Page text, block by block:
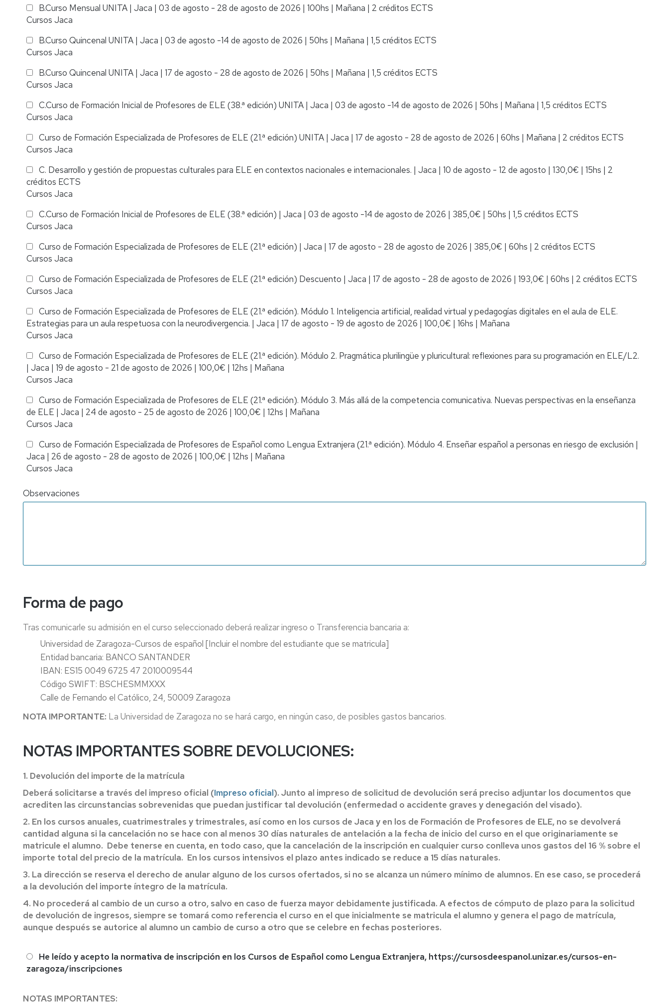
B.Curso Mensual UNITA | Jaca | 03 de agosto - 28 de agosto de 2026 | 100hs | Mañana | 2 créditos ECTS
Cursos Jaca
B.Curso Quincenal UNITA | Jaca | 03 de agosto -14 de agosto de 2026 | 50hs | Mañana | 1,5 créditos ECTS
Cursos Jaca
B.Curso Quincenal UNITA| Jaca | 17 de agosto - 28 de agosto de 2026 | 50hs | Mañana | 1,5 créditos ECTS
Cursos Jaca
C.Curso de Formación Inicial de Profesores de ELE (38.ª edición) UNITA | Jaca | 03 de agosto -14 de agosto de 2026 | 50hs | Mañana | 1,5 créditos ECTS
Cursos Jaca
Curso de Formación Especializada de Profesores de ELE (21.ª edición) UNITA| Jaca | 17 de agosto - 28 de agosto de 2026 | 60hs | Mañana | 2 créditos ECTS
Cursos Jaca
C. Desarrollo y gestión de propuestas culturales para ELE en contextos nacionales e internacionales. | Jaca | 10 de agosto - 12 de agosto | 130,0€ | 15hs | 2
créditos ECTS
Cursos Jaca
C.Curso de Formación Inicial de Profesores de ELE (38.ª edición) | Jaca | 03 de agosto -14 de agosto de 2026 | 385,0€ | 50hs | 1,5 créditos ECTS
Cursos Jaca
Curso de Formación Especializada de Profesores de ELE (21.ª edición) | Jaca | 17 de agosto - 28 de agosto de 2026 | 385,0€ | 60hs | 2 créditos ECTS
Cursos Jaca
Curso de Formación Especializada de Profesores de ELE (21.ª edición) Descuento | Jaca | 17 de agosto - 28 de agosto de 2026 | 193,0€ | 60hs | 2 créditos ECTS
Cursos Jaca
Curso de Formación Especializada de Profesores de ELE (21.ª edición). Módulo 1. Inteligencia artificial, realidad virtual y pedagogías digitales en el aula de ELE.
Estrategias para un aula respetuosa con la neurodivergencia. | Jaca | 17 de agosto - 19 de agosto de 2026 | 100,0€ | 16hs | Mañana
Cursos Jaca
Curso de Formación Especializada de Profesores de ELE (21.ª edición). Módulo 2. Pragmática plurilingüe y pluricultural: reflexiones para su programación en ELE/L2.
| Jaca | 19 de agosto - 21 de agosto de 2026 | 100,0€ | 12hs | Mañana
Cursos Jaca
Curso de Formación Especializada de Profesores de ELE (21.ª edición). Módulo 3. Más allá de la competencia comunicativa. Nuevas perspectivas en la enseñanza
de ELE | Jaca | 24 de agosto - 25 de agosto de 2026 | 100,0€ | 12hs | Mañana
Cursos Jaca
Curso de Formación Especializada de Profesores de Español como Lengua Extranjera (21.ª edición). Módulo 4. Enseñar español a personas en riesgo de exclusión |
Jaca | 26 de agosto - 28 de agosto de 2026 | 100,0€ | 12hs | Mañana
Cursos Jaca
Observaciones
Forma de pago
Tras comunicarle su admisión en el curso seleccionado deberá realizar ingreso o Transferencia bancaria a:
Universidad de Zaragoza-Cursos de español [Incluir el nombre del estudiante que se matricula]
Entidad bancaria: BANCO SANTANDER
IBAN: ES15 0049 6725 47 2010009544
Código SWIFT: BSCHESMMXXX
Calle de Fernando el Católico, 24, 50009 Zaragoza
NOTA IMPORTANTE: La Universidad de Zaragoza no se hará cargo, en ningún caso, de posibles gastos bancarios.
NOTAS IMPORTANTES SOBRE DEVOLUCIONES:
1. Devolución del importe de la matrícula
Deberá solicitarse a través del impreso oficial (Impreso oficial). Junto al impreso de solicitud de devolución será preciso adjuntar los documentos que
acrediten las circunstancias sobrevenidas que puedan justificar tal devolución (enfermedad o accidente graves y denegación del visado).
2. En los cursos anuales, cuatrimestrales y trimestrales, así como en los cursos de Jaca y en los de Formación de Profesores de ELE, no se devolverá
cantidad alguna si la cancelación no se hace con al menos 30 días naturales de antelación a la fecha de inicio del curso en el que originariamente se
matricule el alumno. Debe tenerse en cuenta, en todo caso, que la cancelación de la inscripción en cualquier curso conlleva unos gastos del 16 % sobre el
importe total del precio de la matrícula. En los cursos intensivos el plazo antes indicado se reduce a 15 días naturales.
3. La dirección se reserva el derecho de anular alguno de los cursos ofertados, si no se alcanza un número mínimo de alumnos. En ese caso, se procederá
a la devolución del importe íntegro de la matrícula.
4. No procederá al cambio de un curso a otro, salvo en caso de fuerza mayor debidamente justificada. A efectos de cómputo de plazo para la solicitud
de devolución de ingresos, siempre se tomará como referencia el curso en el que inicialmente se matricula el alumno y genera el pago de matrícula,
aunque después se autorice al alumno un cambio de curso a otro que se celebre en fechas posteriores.
AceptoHe leído y acepto la normativa de inscripción en los Cursos de Español como Lengua Extranjera, https://cursosdeespanol.unizar.es/cursos-en-
zaragoza/inscripciones
NOTAS IMPORTANTES: